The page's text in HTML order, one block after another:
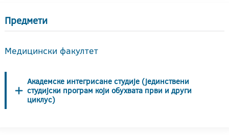
Предмети
Медицински факултет
Академске интегрисане студије (јединствени
студијски програм који обухвата први и други
циклус)